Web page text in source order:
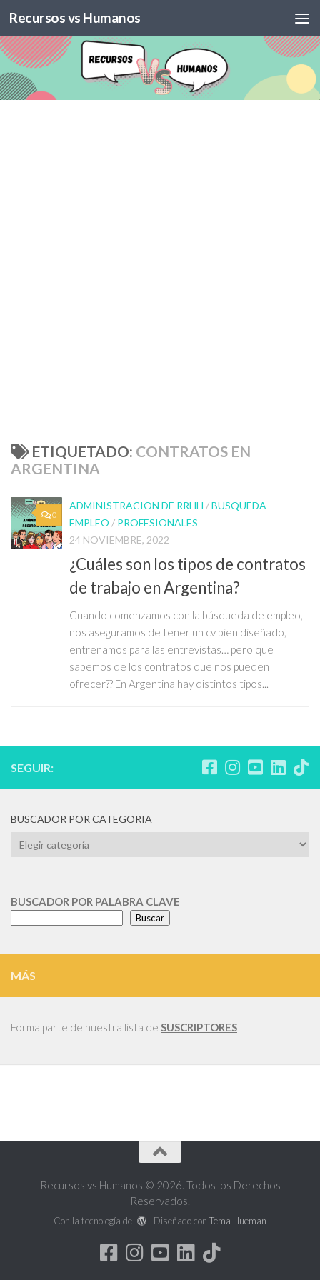
Skip to content
Recursos vs Humanos
ETIQUETADO: CONTRATOS EN
ARGENTINA
0
ADMINISTRACION DE RRHH /BUSQUEDA
EMPLEO / PROFESIONALES
24 NOVIEMBRE, 2022
¿Cuáles son los tipos de contratos
de trabajo en Argentina?
Cuando comenzamos con la búsqueda de empleo,
nos aseguramos de tener un cv bien diseñado,
entrenamos para las entrevistas… pero que
sabemos de los contratos que nos pueden
ofrecer?? En Argentina hay distintos tipos...
SEGUIR:
BUSCADOR POR CATEGORIA
BUSCADOR
BUSCADOR POR PALABRA CLAVE
Buscar
MÁS
Forma parte de nuestra lista de SUSCRIPTORES
Recursos vs Humanos © 2026. Todos los Derechos
Reservados.
Con la tecnología de - Diseñado con Tema Hueman